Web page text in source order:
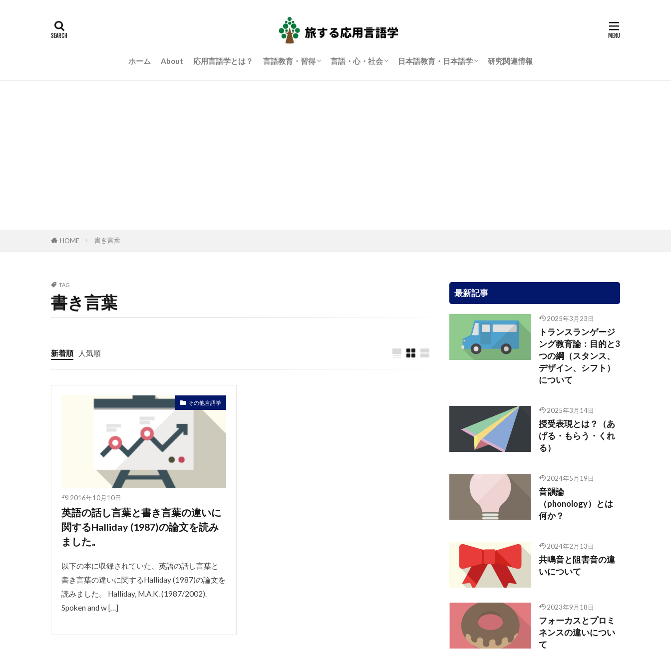
ホーム About 応用言語学とは？ 言語教育・習得 言語・心・社会 日本語教育・日本語学 研究関連情報
HOME 書き言葉
TAG
書き言葉
新着順 人気順
その他言語学
2016年10月10日
英語の話し言葉と書き言葉の違いに
関するHalliday (1987)の論文を読み
ました。
以下の本に収録されていた、英語の話し言葉と
書き言葉の違いに関するHalliday (1987)の論文を
読みました。 Halliday, M.A.K. (1987/2002).
Spoken and w […]
最新記事
2025年3月23日
トランスランゲージ
ング教育論：目的と3
つの綱（スタンス、
デザイン、シフト）
について
2025年3月14日
授受表現とは？（あ
げる・もらう・くれ
る）
2024年5月19日
音韻論
（phonology）とは
何か？
2024年2月13日
共鳴音と阻害音の違
いについて
2023年9月18日
フォーカスとプロミ
ネンスの違いについ
て